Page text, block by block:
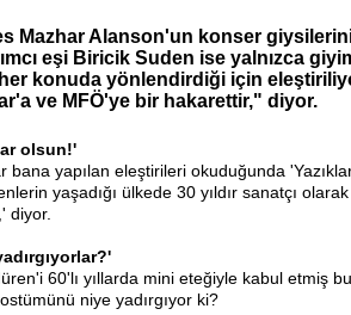
Mazhar Alanson'un konser
eşi Biricik Suden ise yalnızca
konuda yönlendirdiği için
ve MFÖ'ye bir hakarettir," diyor.
olsun!'
bana yapılan eleştirileri okuduğunda
yaşadığı ülkede 30 yıldır sanatçı
diyor.
60'lı yıllarda mini eteğiyle kabul etmiş
niye yadırgıyor ki?